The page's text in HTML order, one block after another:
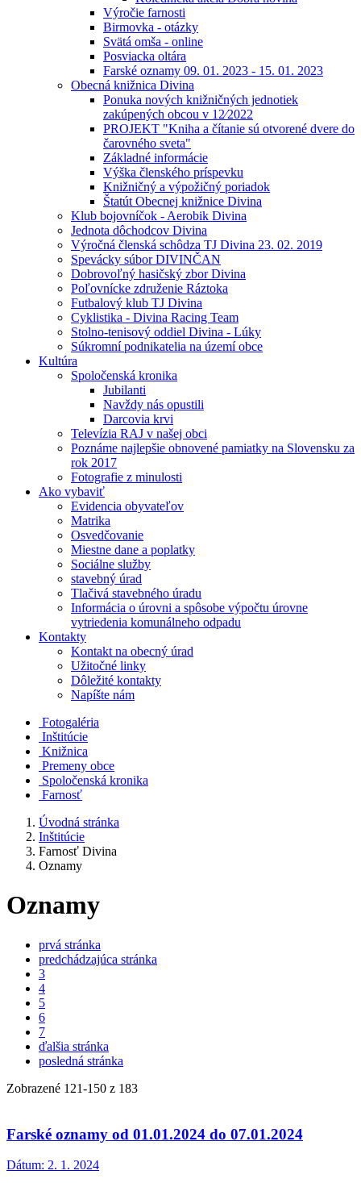
Výročie farnosti
Birmovka - otázky
Svätá omša - online
Posviacka oltára
Farské oznamy 09. 01. 2023 - 15. 01. 2023
Obecná knižnica Divina
Ponuka nových knižničných jednotiek
zakúpených obcou v 12⁄2022
PROJEKT "Kniha a čítanie sú otvorené dvere do
čarovného sveta"
Základné informácie
Výška členského príspevku
Knižničný a výpožičný poriadok
Štatút Obecnej knižnice Divina
Klub bojovníčok - Aerobik Divina
Jednota dôchodcov Divina
Výročná členská schôdza TJ Divina 23. 02. 2019
Spevácky súbor DIVINČAN
Dobrovoľný hasičský zbor Divina
Poľovnícke združenie Ráztoka
Futbalový klub TJ Divina
Cyklistika - Divina Racing Team
Stolno-tenisový oddiel Divina - Lúky
Súkromní podnikatelia na území obce
Kultúra
Spoločenská kronika
Jubilanti
Navždy nás opustili
Darcovia krvi
Televízia RAJ v našej obci
Poznáme najlepšie obnovené pamiatky na Slovensku za
rok 2017
Fotografie z minulosti
Ako vybaviť
Evidencia obyvateľov
Matrika
Osvedčovanie
Miestne dane a poplatky
Sociálne služby
stavebný úrad
Tlačivá stavebného úradu
Informácia o úrovni a spôsobe výpočtu úrovne
vytriedenia komunálneho odpadu
Kontakty
Kontakt na obecný úrad
Užitočné linky
Dôležité kontakty
Napíšte nám
Fotogaléria
Inštitúcie
Knižnica
Premeny obce
Spoločenská kronika
Farnosť
Úvodná stránka
Inštitúcie
Farnosť Divina
Oznamy
Oznamy
prvá stránka
predchádzajúca stránka
3
4
5
6
7
ďalšia stránka
posledná stránka
Zobrazené 121-150 z 183
Farské oznamy od 01.01.2024 do 07.01.2024
Dátum: 2. 1. 2024